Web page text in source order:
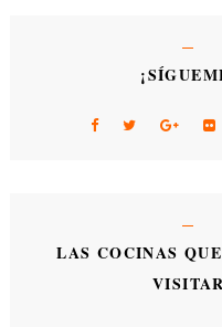
LAS COCINAS
VISITAR